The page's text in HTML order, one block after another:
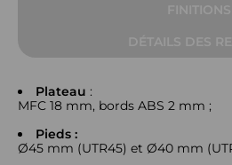
Plateau :
MFC 18 mm, bords ABS 2 mm ;
Pieds :
Ø45 mm (UTR45) et Ø40 mm